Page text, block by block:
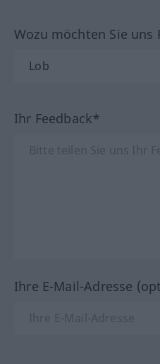
Wozu möchten Sie uns
Ihr Feedback*
Ihre E-Mail-Adresse